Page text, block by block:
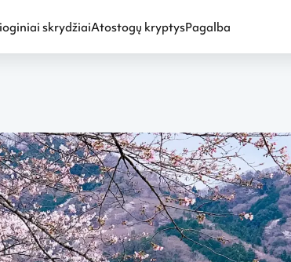
skrydžiaiAtostogų kryptysPagalba